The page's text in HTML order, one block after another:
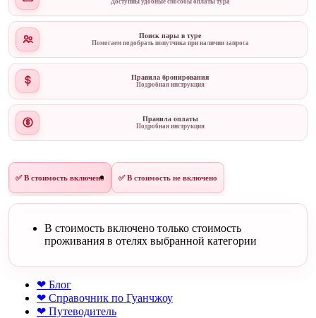
Доступны удобные способы оплаты тура
Поиск пары в туре
Помогаем подобрать попутчика при наличии запроса
Правила бронирования
Подробная инструкция
Правила оплаты
Подробная инструкция
✅ В стоимость включено ✅ В стоимость не включено
В стоимость включено только стоимость
проживания в отелях выбранной категории
❤ Блог
❤ Справочник по Гуанчжоу
❤ Путеводитель